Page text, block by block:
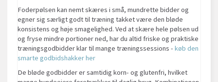
Foderpølsen kan nemt skæres i små, mundrette bidder og
egner sig særligt godt til træning takket være den bløde
konsistens og høje smagelighed. Ved at skære hele pølsen ud
og fryse mindre portioner ned, har du altid friske og praktiske
træningsgodbidder klar til mange træningssessions - køb den
smarte godbidshakker her
De bløde godbidder er samtidig korn- og glutenfri, hvilket